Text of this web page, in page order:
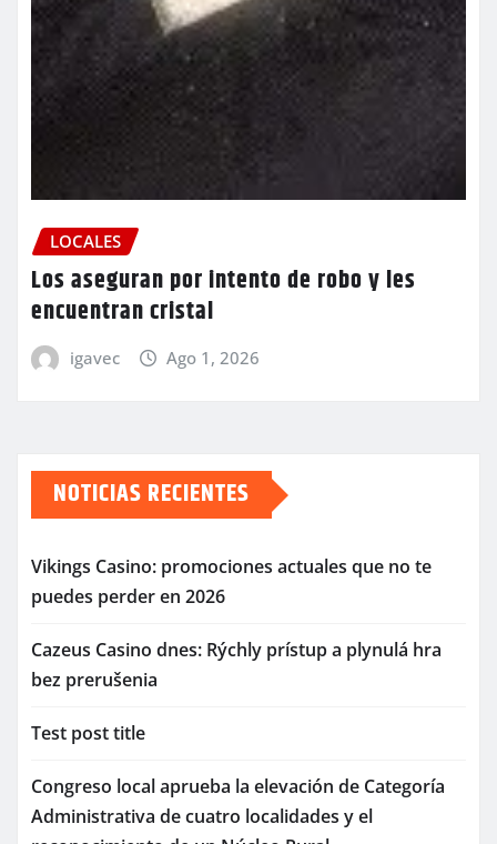
LOCALES
Los aseguran por intento de robo y les
encuentran cristal
igavec Ago 1, 2026
NOTICIAS RECIENTES
Vikings Casino: promociones actuales que no te
puedes perder en 2026
Cazeus Casino dnes: Rýchly prístup a plynulá hra
bez prerušenia
Test post title
Congreso local aprueba la elevación de Categoría
Administrativa de cuatro localidades y el